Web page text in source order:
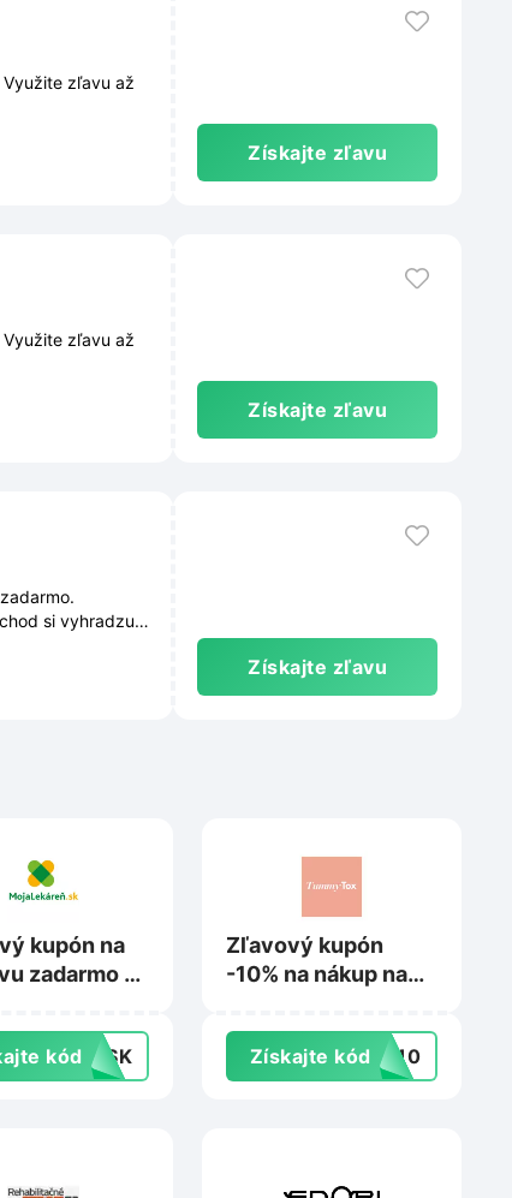
zľavu až
Získajte zľavu
zľavu až
Získajte zľavu
si vyhradzuje
Získajte zľavu
kupón na
zadarmo na
kódMOSK
Zľavový kupón
-10% na nákup na
Získajte kódAJ10